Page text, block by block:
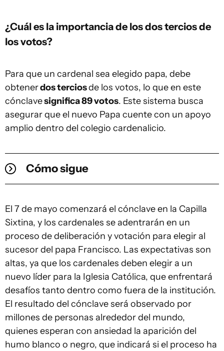
¿Cuál es la importancia de los dos tercios de
los votos?
Para que un cardenal sea elegido papa, debe
obtenerdos terciosde los votos, lo que en este
cónclavesignifica 89 votos. Este sistema busca
asegurar que el nuevo Papa cuente con un apoyo
amplio dentro del colegio cardenalicio.
Cómo sigue
El 7 de mayo comenzará el cónclave en la Capilla
Sixtina, y los cardenales se adentrarán en un
proceso de deliberación y votación para elegir al
sucesor del papa Francisco. Las expectativas son
altas, ya que los cardenales deben elegir a un
nuevo líder para la Iglesia Católica, que enfrentará
desafíos tanto dentro como fuera de la institución.
El resultado del cónclave será observado por
millones de personas alrededor del mundo,
quienes esperan con ansiedad la aparición del
humo blanco o negro, que indicará si el proceso ha